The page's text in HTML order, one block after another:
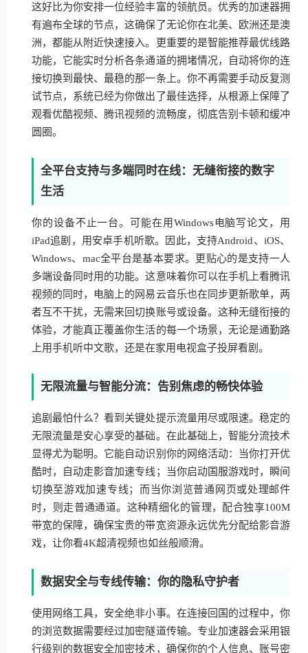
这好比为你安排一位经验丰富的领航员。优秀的加速器拥
有遍布全球的节点，这确保了无论你在北美、欧洲还是澳
洲，都能从附近快速接入。更重要的是智能推荐最优线路
功能，它能实时分析各条通道的拥堵情况，自动将你的连
接切换到最快、最稳的那一条上。你不再需要手动反复测
试节点，系统已经为你做出了最佳选择，从根源上保障了
观看优酷视频、腾讯视频的流畅度，彻底告别卡顿和缓冲
圆圈。
全平台支持与多端同时在线：无缝衔接的数字
生活
你的设备不止一台。可能在用Windows电脑写论文，用
iPad追剧，用安卓手机听歌。因此，支持Android、iOS、
Windows、mac全平台是基本要求。更贴心的是支持一人
多端设备同时用的功能。这意味着你可以在手机上看腾讯
视频的同时，电脑上的网易云音乐也在同步更新歌单，两
者互不干扰，无需来回切换账号或设备。这种无缝衔接的
体验，才能真正覆盖你生活的每一个场景，无论是通勤路
上用手机听中文歌，还是在家用电视盒子投屏看剧。
无限流量与智能分流：告别焦虑的畅快体验
追剧最怕什么？看到关键处提示流量用尽或限速。稳定的
无限流量是安心享受的基础。在此基础上，智能分流技术
显得尤为聪明。它能自动识别你的网络活动：当你打开优
酷时，自动走影音加速专线；当你启动国服游戏时，瞬间
切换至游戏加速专线；而当你浏览普通网页或处理邮件
时，则走普通通道。这种精细化的管理，配合独享100M
带宽的保障，确保宝贵的带宽资源永远优先分配给影音游
戏，让你看4K超清视频也如丝般顺滑。
数据安全与专线传输：你的隐私守护者
使用网络工具，安全绝非小事。在连接回国的过程中，你
的浏览数据需要经过加密隧道传输。专业加速器会采用银
行级别的数据安全加密技术，确保你的个人信息、账号密